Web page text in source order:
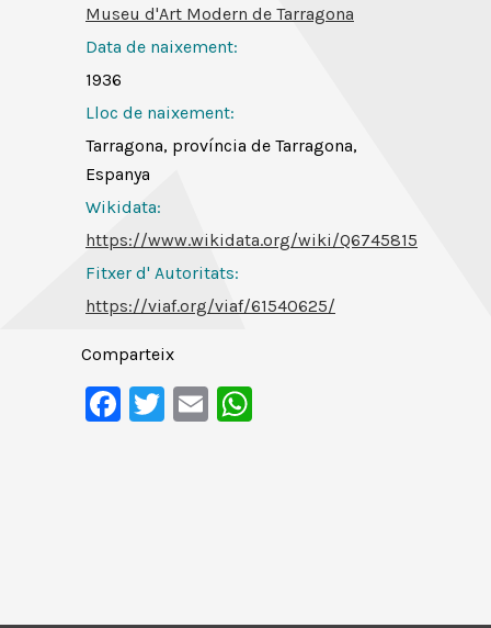
Museu d'Art Modern de Tarragona
Data de naixement:
1936
Lloc de naixement:
Tarragona, província de Tarragona,
Espanya
Wikidata:
https://www.wikidata.org/wiki/Q6745815
Fitxer d' Autoritats:
https://viaf.org/viaf/61540625/
Comparteix
Facebook
Twitter
Email